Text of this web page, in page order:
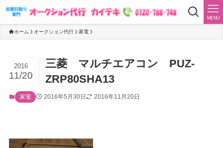
MENU
ホーム オークション代行 家電
三菱 マルチエアコン PUZ-
ZRP80SHA13
2016
11/20
家電 2016年5月30日 2016年11月20日